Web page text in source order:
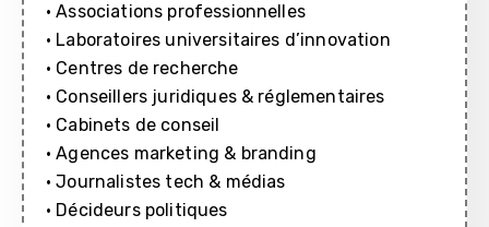
• Associations professionnelles
• Laboratoires universitaires d’innovation
• Centres de recherche
• Conseillers juridiques & réglementaires
• Cabinets de conseil
• Agences marketing & branding
• Journalistes tech & médias
• Décideurs politiques